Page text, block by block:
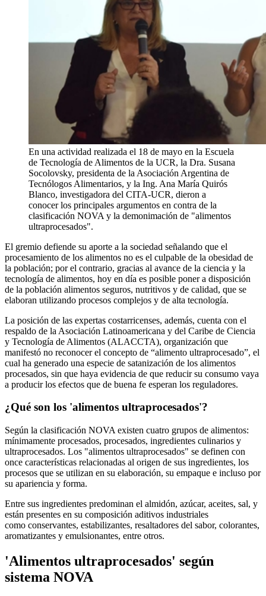
En una actividad realizada el 18 de mayo en la Escuela
de Tecnología de Alimentos de la UCR, la Dra. Susana
Socolovsky, presidenta de la Asociación Argentina de
Tecnólogos Alimentarios, y la Ing. Ana María Quirós
Blanco, investigadora del CITA-UCR, dieron a
conocer los principales argumentos en contra de la
clasificación NOVA y la demonimación de "alimentos
ultraprocesados".
El gremio defiende su aporte a la sociedad señalando que el
procesamiento de los alimentos no es el culpable de la obesidad de
la población; por el contrario, gracias al avance de la ciencia y la
tecnología de alimentos, hoy en día es posible poner a disposición
de la población alimentos seguros, nutritivos y de calidad, que se
elaboran utilizando procesos complejos y de alta tecnología.
La posición de las expertas costarricenses, además, cuenta con el
respaldo de la Asociación Latinoamericana y del Caribe de Ciencia
y Tecnología de Alimentos (ALACCTA), organización que
manifestó no reconocer el concepto de “alimento ultraprocesado”, el
cual ha generado una especie de satanización de los alimentos
procesados, sin que haya evidencia de que reducir su consumo vaya
a producir los efectos que de buena fe esperan los reguladores.
¿Qué son los 'alimentos ultraprocesados'?
Según la clasificación NOVA existen cuatro grupos de alimentos:
mínimamente procesados, procesados, ingredientes culinarios y
ultraprocesados. Los "alimentos ultraprocesados" se definen con
once características relacionadas al origen de sus ingredientes, los
procesos que se utilizan en su elaboración, su empaque e incluso por
su apariencia y forma.
Entre sus ingredientes predominan el almidón, azúcar, aceites, sal, y
están presentes en su composición aditivos industriales
como conservantes, estabilizantes, resaltadores del sabor, colorantes,
aromatizantes y emulsionantes, entre otros.
'Alimentos ultraprocesados' según
sistema NOVA